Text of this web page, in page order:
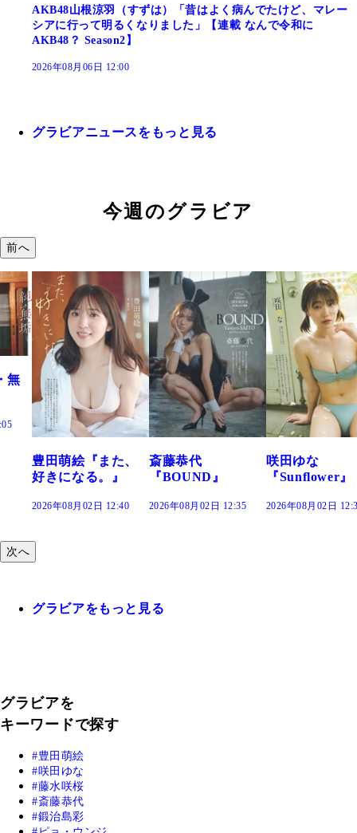
AKB48山根涼羽（すずは）「昔はよく病んでたけど、マレー
シアに行って明るくなりました」【連載 なんで令和に
AKB48？ Season2】
2026年08月06日 12:00
グラビアニュースをもっと見る
今週のグラビア
前へ
『また、
る。』
月02日 12:40
斎藤恭代
『BOUND』
2026年08月02日 12:35
咲田ゆな
『Sunflower』
2026年08月02日 12:30
藤水咲
だまり
2026年08
次へ
グラビアをもっと見る
グラビアを
キーワードで探す
豊田萌絵
咲田ゆな
藤水咲桜
斎藤恭代
鍛治島彩